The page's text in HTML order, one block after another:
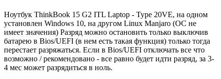
Ноутбук ThinkBook 15 G2 ITL Laptop - Type 20VE, на одном
установлен Windows 10, на другом Linux Manjaro (ОС не
имеет значения) Разряд можно остановить только выключив
батарею в Bios/UEFI (в нем есть такая функция) только тогда
перестает разряжаться. Если в Bios/UEFI отключать все что
возможно / рекомендовано - все равно будет идти разряд, за 3-
4 мес может разрядиться в ноль.